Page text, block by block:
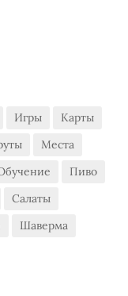
Игры
Карты
Места
Пиво
Салаты
Шаверма